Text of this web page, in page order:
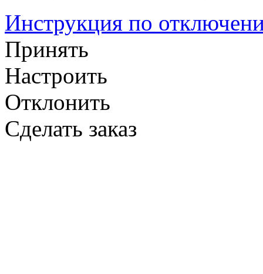
Инструкция по
Принять
Настроить
Отклонить
Сделать заказ